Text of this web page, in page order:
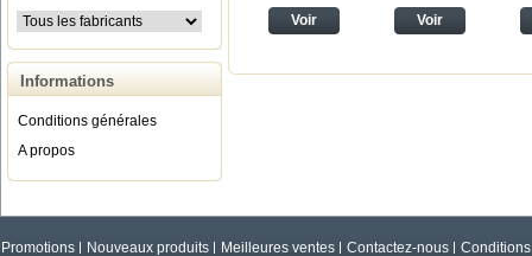
Informations
Conditions générales
A propos
Voir Voir
Promotions Nouveaux produits Meilleures ventes Contactez-nous